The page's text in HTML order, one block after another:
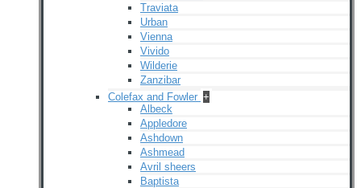
Traviata
Urban
Vienna
Vivido
Wilderie
Zanzibar
Colefax and Fowler +
Albeck
Appledore
Ashdown
Ashmead
Avril sheers
Baptista